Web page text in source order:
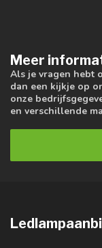
Meer
Als je vragen hebt
dan een kijkje op
onze
en verschillende